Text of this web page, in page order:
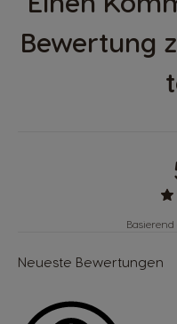
Bewertung
Neueste Bewertungen